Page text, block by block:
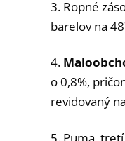
3. Ropné
barelov na
4.
o 0,8%,
revidovaný